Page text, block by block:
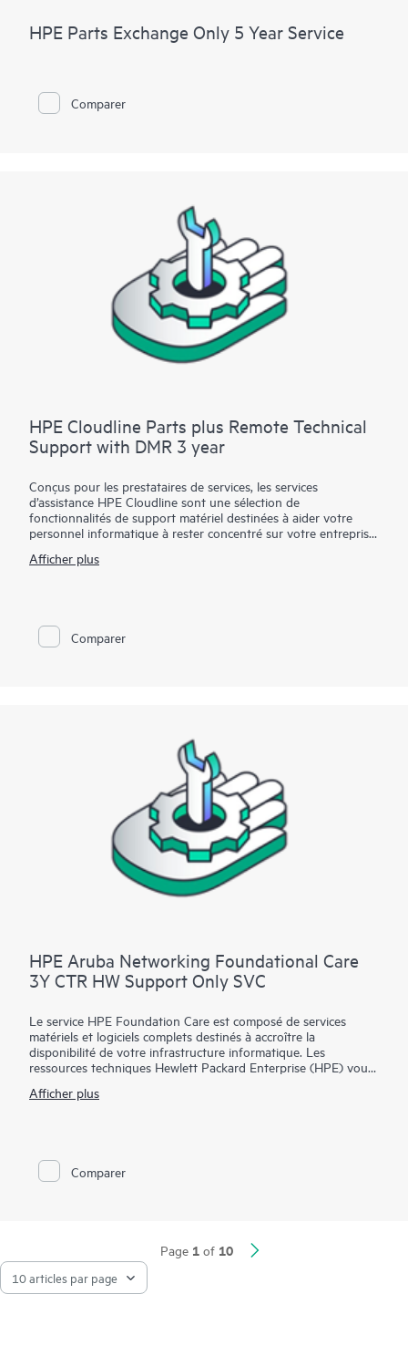
HPE Parts Exchange Only 5 Year Service
Comparer
HPE Cloudline Parts plus Remote Technical
Support with DMR 3 year
Conçus pour les prestataires de services, les services
d’assistance HPE Cloudline sont une sélection de
fonctionnalités de support matériel destinées à aider votre
personnel informatique à rester concentré sur votre entreprise,
incidents/une réparation planifiées du matériel sur site ou la
couverture des composants de rechange, y compris la
Afficher plus
Comparer
HPE Aruba Networking Foundational Care
3Y CTR HW Support Only SVC
Le service HPE Foundation Care est composé de services
matériels et logiciels complets destinés à accroître la
disponibilité de votre infrastructure informatique. Les
ressources techniques Hewlett Packard Enterprise (HPE) vous
informatique pour vous aider à résoudre les problèmes
Pour les matériels couverts par HPE Foundation Care, le
service inclut le diagnostic et le support à distance, ainsi que la
Contactez HPE pour en savoir plus sur les logiciels admissibles
pouvant être inclus à votre couverture matérielle. Pour les
Afficher plus
Comparer
Page 1 of 10